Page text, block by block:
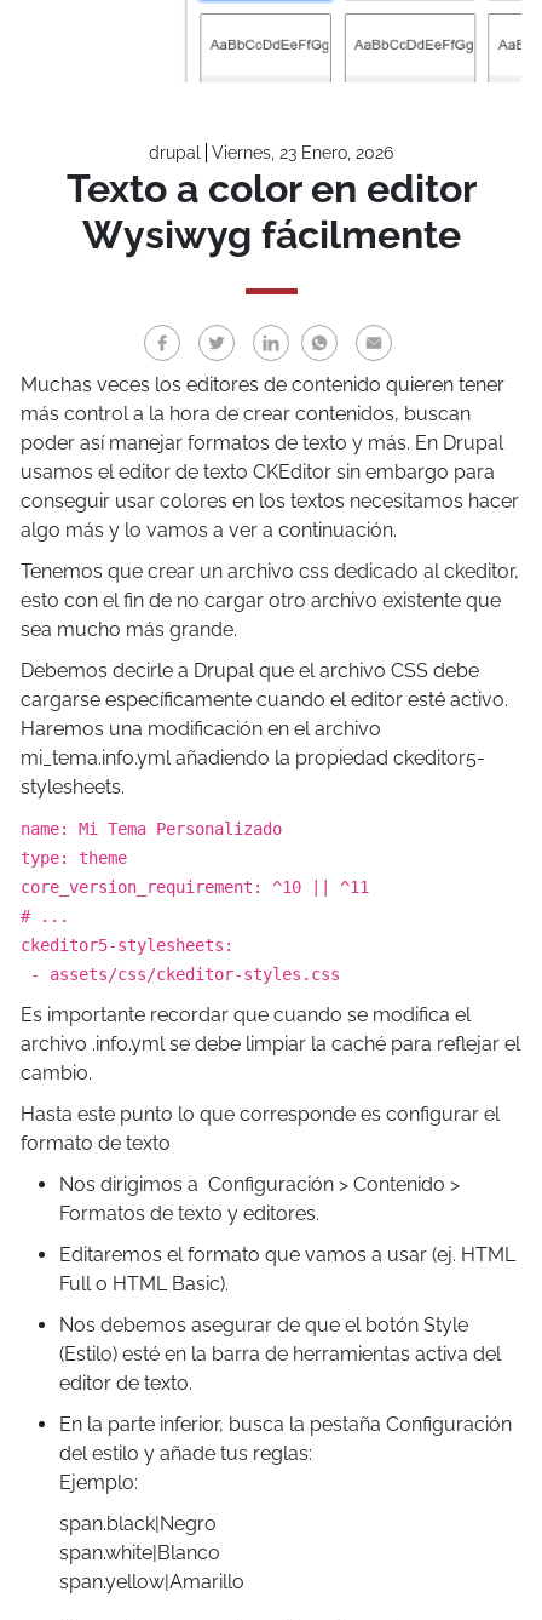
drupal Viernes, 23 Enero, 2026
Texto a color en editor
Wysiwyg fácilmente
Muchas veces los editores de contenido quieren tener
más control a la hora de crear contenidos, buscan
poder así manejar formatos de texto y más. En Drupal
usamos el editor de texto CKEditor sin embargo para
conseguir usar colores en los textos necesitamos hacer
algo más y lo vamos a ver a continuación.
Tenemos que crear un archivo css dedicado al ckeditor,
esto con el fin de no cargar otro archivo existente que
sea mucho más grande.
Debemos decirle a Drupal que el archivo CSS debe
cargarse específicamente cuando el editor esté activo.
Haremos una modificación en el archivo
mi_tema.info.yml añadiendo la propiedad ckeditor5-
stylesheets.
name: Mi Tema Personalizado
type: theme
core_version_requirement: ^10 || ^11
# ...
ckeditor5-stylesheets:
- assets/css/ckeditor-styles.css
Es importante recordar que cuando se modifica el
archivo .info.yml se debe limpiar la caché para reflejar el
cambio.
Hasta este punto lo que corresponde es configurar el
formato de texto
Nos dirigimos a Configuración > Contenido >
Formatos de texto y editores.
Editaremos el formato que vamos a usar (ej. HTML
Full o HTML Basic).
Nos debemos asegurar de que el botón Style
(Estilo) esté en la barra de herramientas activa del
editor de texto.
En la parte inferior, busca la pestaña Configuración
del estilo y añade tus reglas:
Ejemplo:
span.black|Negro
span.white|Blanco
span.yellow|Amarillo